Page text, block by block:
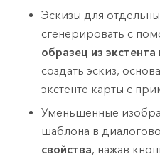
Эскизы для
сгенерировать с
образец из
создать эскиз,
экстенте карты с
Уменьшенные
шаблона в
свойства, нажав